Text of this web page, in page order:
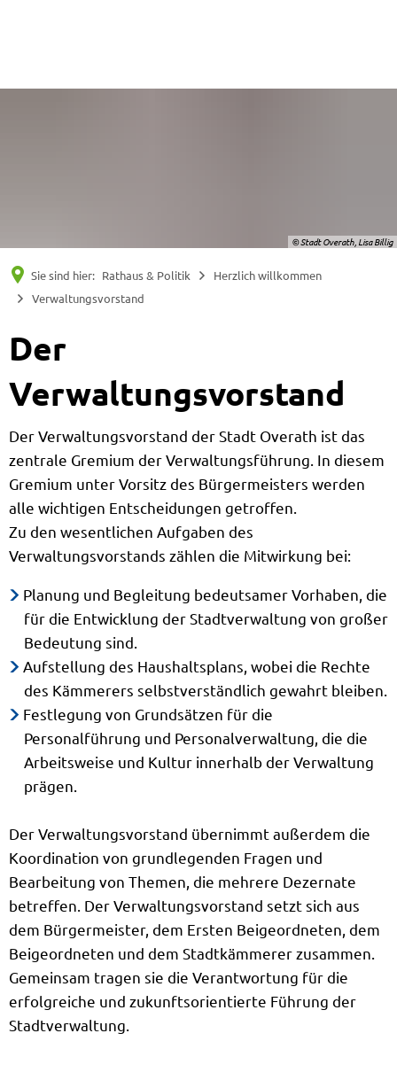
© Stadt Overath, Lisa Billig
Sie sind hier: Rathaus & Politik
Herzlich willkommen
Verwaltungsvorstand
Der
Verwaltungsvorstand
Der Verwaltungsvorstand der Stadt Overath ist das
zentrale Gremium der Verwaltungsführung. In diesem
Gremium unter Vorsitz des Bürgermeisters werden
alle wichtigen Entscheidungen getroffen.
Zu den wesentlichen Aufgaben des
Verwaltungsvorstands zählen die Mitwirkung bei:
Planung und Begleitung bedeutsamer Vorhaben, die
für die Entwicklung der Stadtverwaltung von großer
Bedeutung sind.
Aufstellung des Haushaltsplans, wobei die Rechte
des Kämmerers selbstverständlich gewahrt bleiben.
Festlegung von Grundsätzen für die
Personalführung und Personalverwaltung, die die
Arbeitsweise und Kultur innerhalb der Verwaltung
prägen.
Der Verwaltungsvorstand übernimmt außerdem die
Koordination von grundlegenden Fragen und
Bearbeitung von Themen, die mehrere Dezernate
betreffen. Der Verwaltungsvorstand setzt sich aus
dem Bürgermeister, dem Ersten Beigeordneten, dem
Beigeordneten und dem Stadtkämmerer zusammen.
Gemeinsam tragen sie die Verantwortung für die
erfolgreiche und zukunftsorientierte Führung der
Stadtverwaltung.